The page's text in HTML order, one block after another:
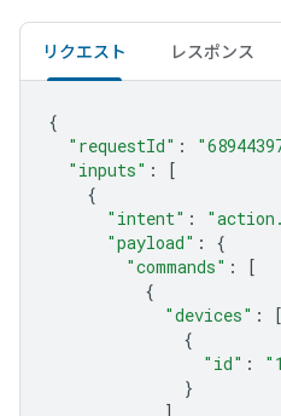
リクエスト レスポンス
{
"requestId" :
"inputs" :
[
{
"intent" :
"payload" :
{
"commands" :
[
{
"devices" :
[
{
"id" :
}